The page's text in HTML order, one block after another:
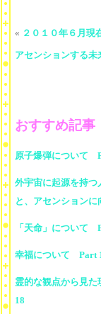
« ２０１０年６月現
アセンションする
おすすめ記事
原子爆弾について
外宇宙に起源を持つ
と、アセンション
「天命」について
幸福について Part
霊的な観点から見
18